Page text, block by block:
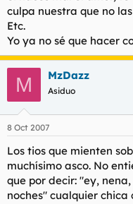
culpa nuestra que no
Etc.
Yo ya no sé que hacer
M MzDazz
Asiduo
8 Oct 2007
Los tios que mienten
muchísimo asco. No
que por decir: "ey,
noches" cualquier